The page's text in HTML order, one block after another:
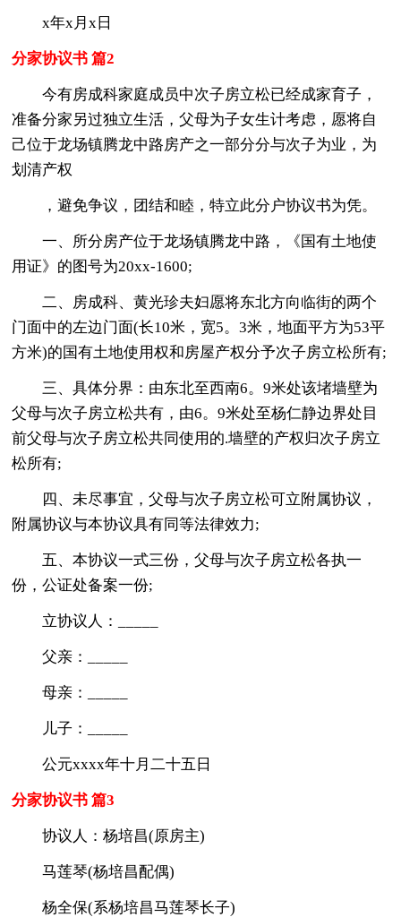
x年x月x日
分家协议书 篇2
今有房成科家庭成员中次子房立松已经成家育子，
准备分家另过独立生活，父母为子女生计考虑，愿将自
己位于龙场镇腾龙中路房产之一部分分与次子为业，为
划清产权
，避免争议，团结和睦，特立此分户协议书为凭。
一、所分房产位于龙场镇腾龙中路，《国有土地使
用证》的图号为20xx-1600;
二、房成科、黄光珍夫妇愿将东北方向临街的两个
门面中的左边门面(长10米，宽5。3米，地面平方为53平
方米)的国有土地使用权和房屋产权分予次子房立松所有;
三、具体分界：由东北至西南6。9米处该堵墙壁为
父母与次子房立松共有，由6。9米处至杨仁静边界处目
前父母与次子房立松共同使用的.墙壁的产权归次子房立
松所有;
四、未尽事宜，父母与次子房立松可立附属协议，
附属协议与本协议具有同等法律效力;
五、本协议一式三份，父母与次子房立松各执一
份，公证处备案一份;
立协议人：_____
父亲：_____
母亲：_____
儿子：_____
公元xxxx年十月二十五日
分家协议书 篇3
协议人：杨培昌(原房主)
马莲琴(杨培昌配偶)
杨全保(系杨培昌马莲琴长子)